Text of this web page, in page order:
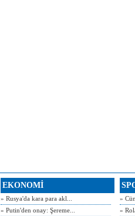
EKONOMİ
» Rusya'da kara para akl...
» Putin'den onay: Şereme...
»
»